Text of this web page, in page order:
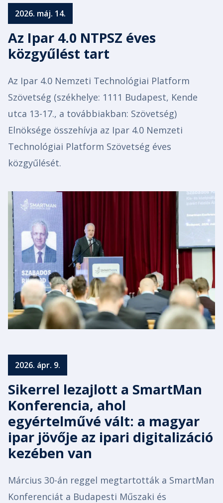
2026. máj. 14.
Az Ipar 4.0 NTPSZ éves
közgyűlést tart
Az Ipar 4.0 Nemzeti Technológiai Platform
Szövetség (székhelye: 1111 Budapest, Kende
utca 13-17., a továbbiakban: Szövetség)
Elnöksége összehívja az Ipar 4.0 Nemzeti
Technológiai Platform Szövetség éves
közgyűlését.
2026. ápr. 9.
Sikerrel lezajlott a SmartMan
Konferencia, ahol
egyértelművé vált: a magyar
ipar jövője az ipari digitalizáció
kezében van
Március 30-án reggel megtartották a SmartMan
Konferenciát a Budapesti Műszaki és